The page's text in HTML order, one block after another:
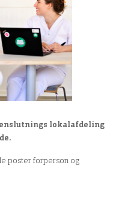
lokalafdeling
poster forperson og